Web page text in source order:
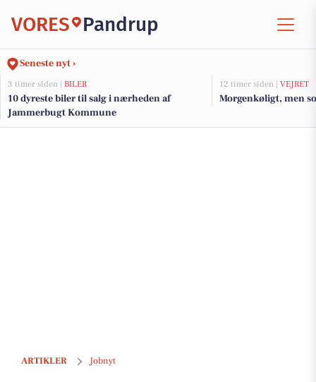
VORES Pandrup
Seneste nyt ›
3 timer siden | BILER
10 dyreste biler til salg i nærheden af
Jammerbugt Kommune
12 timer siden | VEJRET
Morgenkøligt, men
ARTIKLER Jobnyt
Robot-/automationsingeniør til udvikling af intelligente